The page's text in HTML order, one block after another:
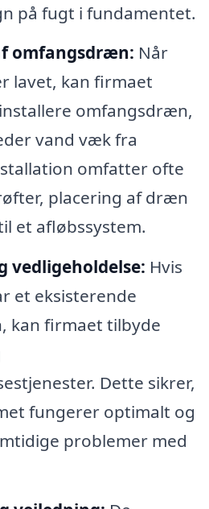
på fugt i fundamentet.
omfangsdræn: Når
lavet, kan firmaet
omfangsdræn,
vand væk fra
omfatter ofte
placering af dræn
et afløbssystem.
vedligeholdelse: Hvis
et eksisterende
kan firmaet tilbyde
Dette sikrer,
fungerer optimalt og
problemer med